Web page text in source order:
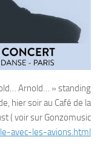
Arnold… » standing
hier soir au Café de la
( voir sur Gonzomusic
avec-les-avions.html